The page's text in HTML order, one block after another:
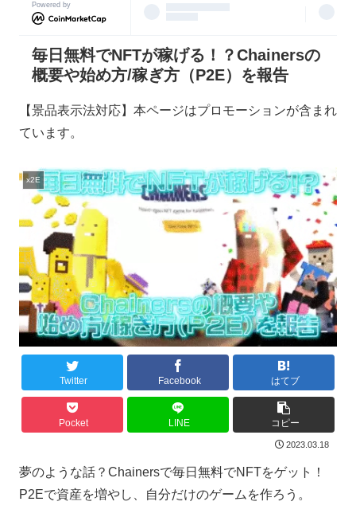
Powered by
毎日無料でNFTが稼げる！？Chainersの
概要や始め方/稼ぎ方（P2E）を報告
【景品表示法対応】本ページはプロモーションが含まれ
ています。
x2E
Twitter Facebook はてブ
Pocket LINE コピー
2023.03.18
夢のような話？Chainersで毎日無料でNFTをゲット！
P2Eで資産を増やし、自分だけのゲームを作ろう。